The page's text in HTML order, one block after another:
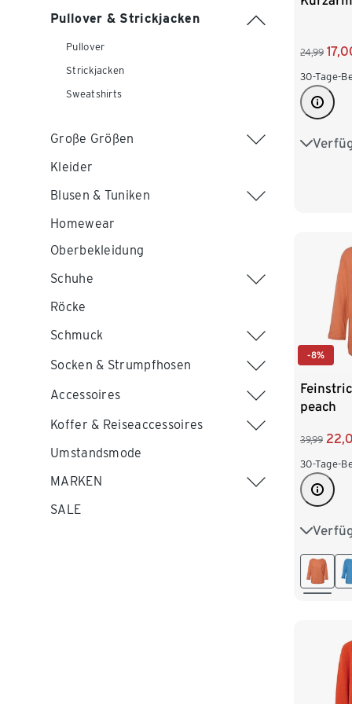
Pullover & Strickjacken
Pullover
Strickjacken
Sweatshirts
Große Größen
Kleider
Blusen & Tuniken
Homewear
Oberbekleidung
Schuhe
Röcke
Schmuck
Socken & Strumpfhosen
Accessoires
Koffer & Reiseaccessoires
Umstandsmode
MARKEN
SALE
24,99
30-Tage-
S 36/38
-8%
peach
39,99
30-Tage-
S 36/38
L 44/46